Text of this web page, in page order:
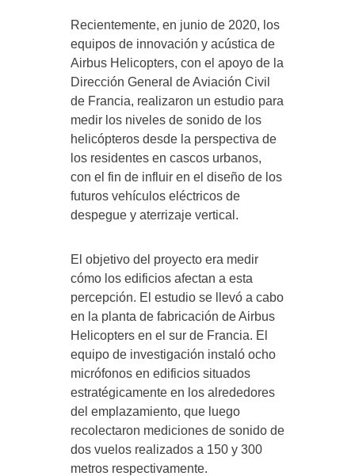
Recientemente, en junio de 2020, los
equipos de innovación y acústica de
Airbus Helicopters, con el apoyo de la
Dirección General de Aviación Civil
de Francia, realizaron un estudio para
medir los niveles de sonido de los
helicópteros desde la perspectiva de
los residentes en cascos urbanos,
con el fin de influir en el diseño de los
futuros vehículos eléctricos de
despegue y aterrizaje vertical.
El objetivo del proyecto era medir
cómo los edificios afectan a esta
percepción. El estudio se llevó a cabo
en la planta de fabricación de Airbus
Helicopters en el sur de Francia. El
equipo de investigación instaló ocho
micrófonos en edificios situados
estratégicamente en los alrededores
del emplazamiento, que luego
recolectaron mediciones de sonido de
dos vuelos realizados a 150 y 300
metros respectivamente.